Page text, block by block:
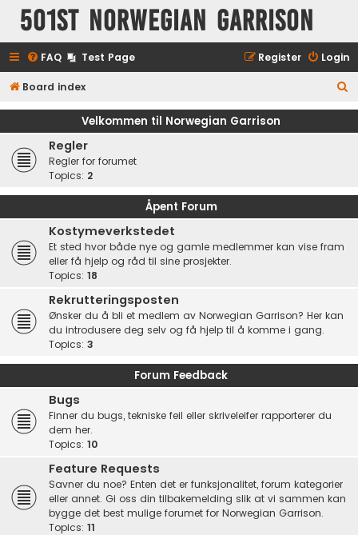
501st Norwegian Garrison
FAQ Test Page Login
Register
Board index
e
Velkommen til Norwegian Garrison
Regler
Regler for forumet
Topics: 2
Åpent Forum
Kostymeverkstedet
Et sted hvor både nye og gamle medlemmer kan vise fram
eller få hjelp og råd til sine prosjekter.
Topics: 18
Rekrutteringsposten
Ønsker du å bli et medlem av Norwegian Garrison? Her kan
du introdusere deg selv og få hjelp til å komme i gang.
Topics: 3
Forum Feedback
Bugs
Finner du bugs, tekniske feil eller skriveleifer rapporterer du
dem her.
Topics: 10
Feature Requests
Savner du noe? Enten det er funksjonalitet, forum kategorier
eller annet. Gi oss din tilbakemelding slik at vi sammen kan
bygge det best mulige forumet for Norwegian Garrison.
Topics: 11